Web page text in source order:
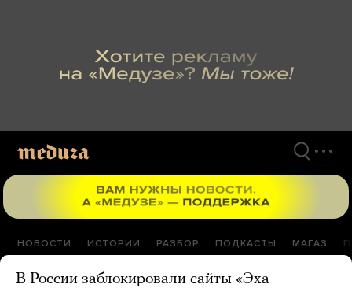
НОВОСТИ ИСТОРИИ РАЗБОР ПОДКАСТЫ МАГАЗ
В России заблокировали сайты «Эха